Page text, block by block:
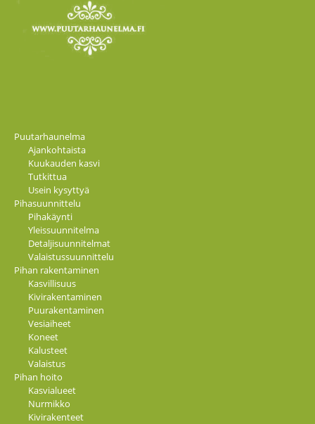
Puutarhaunelma
Ajankohtaista
Kuukauden kasvi
Tutkittua
Usein kysyttyä
Pihasuunnittelu
Pihakäynti
Yleissuunnitelma
Detaljisuunnitelmat
Valaistussuunnittelu
Pihan rakentaminen
Kasvillisuus
Kivirakentaminen
Puurakentaminen
Vesiaiheet
Koneet
Kalusteet
Valaistus
Pihan hoito
Kasvialueet
Nurmikko
Kivirakenteet